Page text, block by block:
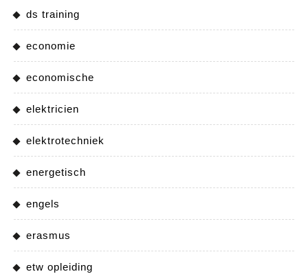
ds training
economie
economische
elektricien
elektrotechniek
energetisch
engels
erasmus
etw opleiding